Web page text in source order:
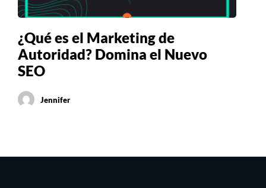
¿Qué es el Marketing de
Autoridad? Domina el Nuevo
SEO
Jennifer